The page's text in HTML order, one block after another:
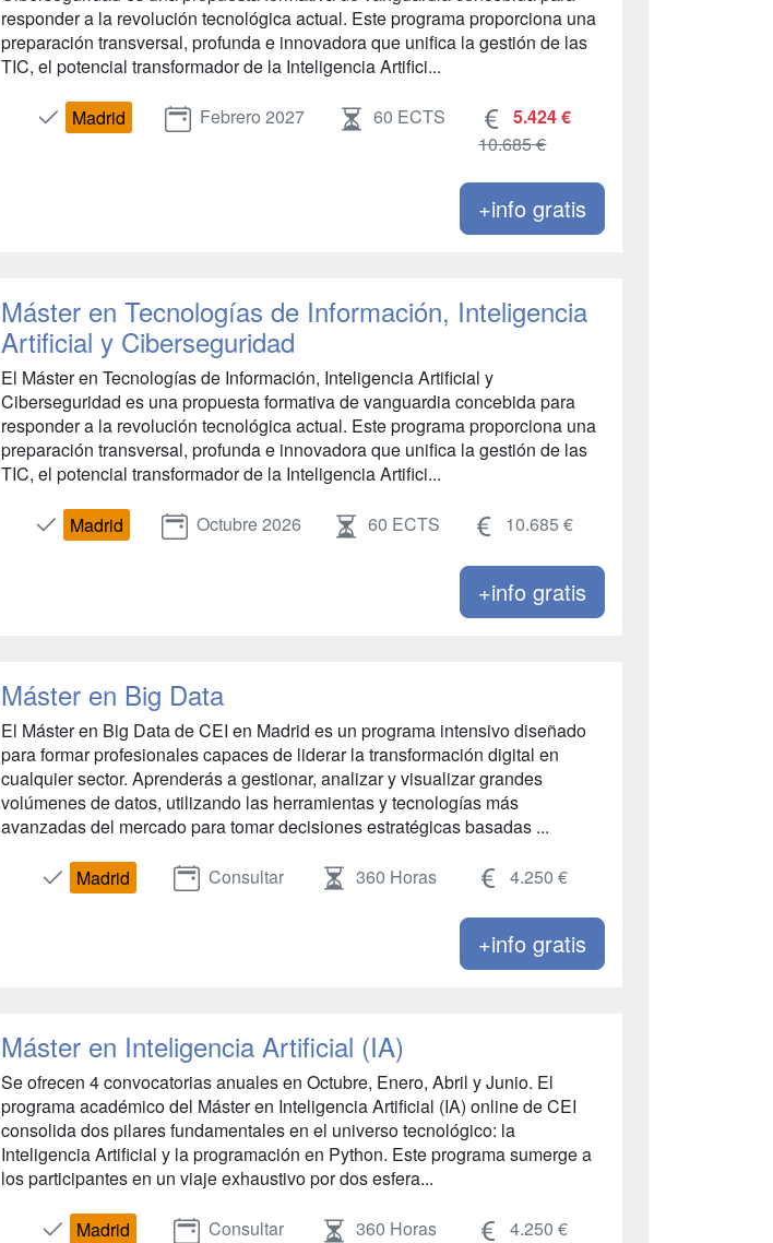
responder a la revolución tecnológica actual. Este programa proporciona una
preparación transversal, profunda e innovadora que unifica la gestión de las
TIC, el potencial transformador de la Inteligencia Artifici...
Madrid Febrero 2027 60 ECTS
5.424 €
10.685 €
+info gratis
Máster en Tecnologías de Información, Inteligencia
Artificial y Ciberseguridad
El Máster en Tecnologías de Información, Inteligencia Artificial y
Ciberseguridad es una propuesta formativa de vanguardia concebida para
responder a la revolución tecnológica actual. Este programa proporciona una
preparación transversal, profunda e innovadora que unifica la gestión de las
TIC, el potencial transformador de la Inteligencia Artifici...
Madrid Octubre 2026 60 ECTS 10.685 €
+info gratis
Máster en Big Data
El Máster en Big Data de CEI en Madrid es un programa intensivo diseñado
para formar profesionales capaces de liderar la transformación digital en
cualquier sector. Aprenderás a gestionar, analizar y visualizar grandes
volúmenes de datos, utilizando las herramientas y tecnologías más
avanzadas del mercado para tomar decisiones estratégicas basadas ...
Madrid Consultar 360 Horas 4.250 €
+info gratis
Máster en Inteligencia Artificial (IA)
Se ofrecen 4 convocatorias anuales en Octubre, Enero, Abril y Junio. El
programa académico del Máster en Inteligencia Artificial (IA) online de CEI
consolida dos pilares fundamentales en el universo tecnológico: la
Inteligencia Artificial y la programación en Python. Este programa sumerge a
los participantes en un viaje exhaustivo por dos esfera...
Madrid Consultar 360 Horas 4.250 €